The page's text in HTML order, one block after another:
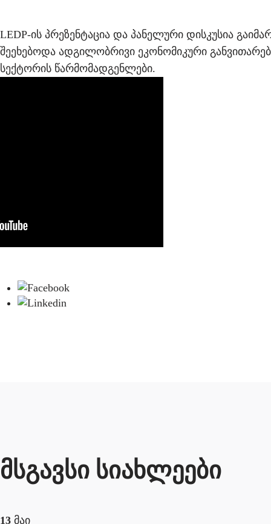
LEDP-ის პრეზენტაცია და პანელური დისკუსია
შეეხებოდა ადგილობრივი ეკონომიკური
სექტორის წარმომადგენლები.
მსგავსი სიახლეები
13 მაი